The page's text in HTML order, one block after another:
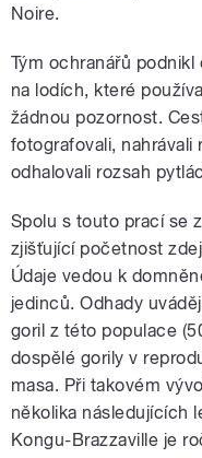
Noire.
Tým ochranářů
na lodích, které
žádnou pozornost.
fotografovali,
odhalovali rozsah
Spolu s touto prací se
zjišťující početnost
Údaje vedou k
jedinců. Odhady
goril z této populace
dospělé gorily v
masa. Při takovém
několika následujících
Kongu-Brazzaville je